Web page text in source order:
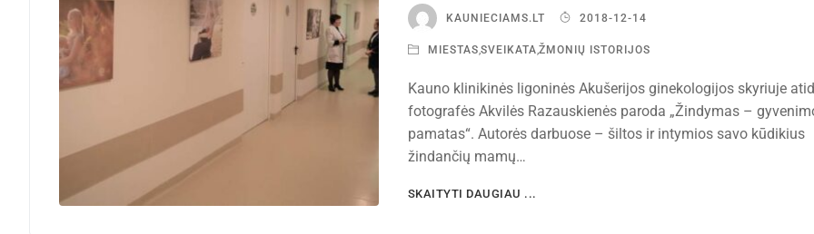
KAUNIECIAMS.LT 2018-12-14
MIESTAS SVEIKATA ŽMONIŲ ISTORIJOS
Kauno klinikinės ligoninės Akušerijos ginekologijos skyriuje
fotografės Akvilės Razauskienės paroda „Žindymas –
pamatas“. Autorės darbuose – šiltos ir intymios savo kūdikius
žindančių mamų…
SKAITYTI DAUGIAU ...